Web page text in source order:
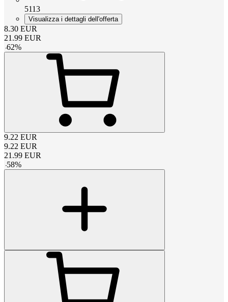
5113
Visualizza i dettagli dell'offerta
8.30 EUR
21.99 EUR
-62%
9.22 EUR
9.22 EUR
21.99 EUR
-58%